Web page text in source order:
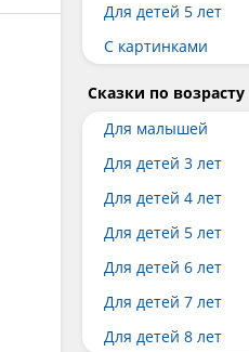
Для детей 5 лет
С картинками
Сказки по возрасту
Для малышей
Для детей 3 лет
Для детей 4 лет
Для детей 5 лет
Для детей 6 лет
Для детей 7 лет
Для детей 8 лет